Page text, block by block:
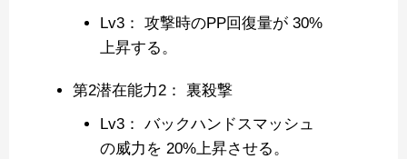
Lv3： 攻撃時のPP回復量が 30%
上昇する。
第2潜在能力2： 裏殺撃
Lv3： バックハンドスマッシュ
の威力を 20%上昇させる。